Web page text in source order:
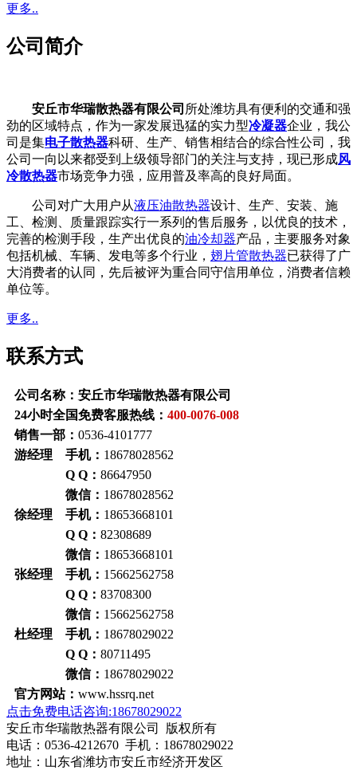
更多..
公司简介
安丘市华瑞散热器有限公司 所处潍坊具有便利的交通和强
劲的区域特点，作为一家发展迅猛的实力型冷凝器企业，我公
司是集电子散热器科研、生产、销售相结合的综合性公司，我
公司一向以来都受到上级领导部门的关注与支持，现已形成风
冷散热器市场竞争力强，应用普及率高的良好局面。
公司对广大用户从液压油散热器设计、生产、安装、施
工、检测、质量跟踪实行一系列的售后服务，以优良的技术，
完善的检测手段，生产出优良的油冷却器产品，主要服务对象
包括机械、车辆、发电等多个行业， 翅片管散热器已获得了广
大消费者的认同，先后被评为重合同守信用单位，消费者信赖
单位等。
更多..
联系方式
公司名称：安丘市华瑞散热器有限公司
24小时全国免费客服热线： 400-0076-008
销售一部： 0536-4101777
游经理 手机： 18678028562
Q Q： 86647950
微信： 18678028562
徐经理 手机： 18653668101
Q Q： 82308689
微信： 18653668101
张经理 手机： 15662562758
Q Q： 83708300
微信： 15662562758
杜经理 手机： 18678029022
Q Q： 80711495
微信： 18678029022
官方网站： www.hssrq.net
点击免费电话咨询:18678029022
安丘市华瑞散热器有限公司 版权所有
电话：0536-4212670 手机：18678029022
地址：山东省潍坊市安丘市经济开发区